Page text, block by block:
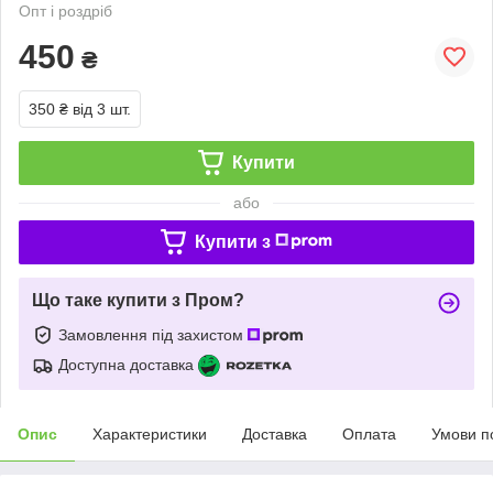
Опт і роздріб
450 ₴
350 ₴ від 3 шт.
Купити
або
Купити з
Що таке купити з Пром?
Замовлення під захистом
Доступна доставка
Опис Характеристики Доставка Оплата Умови